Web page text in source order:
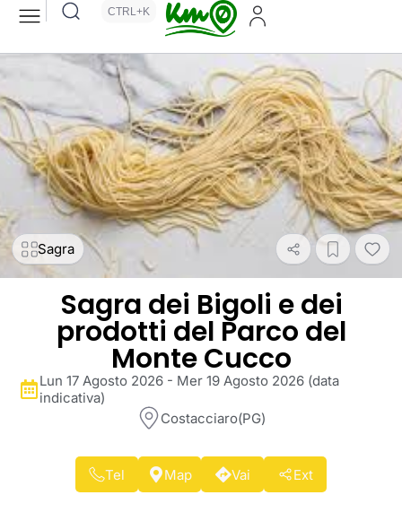
CTRL+K
Sagra
Sagra dei Bigoli e dei
prodotti del Parco del
Monte Cucco
Lun 17 Agosto 2026 - Mer 19 Agosto 2026 (data
indicativa)
Costacciaro(PG)
Tel Map Vai Ext